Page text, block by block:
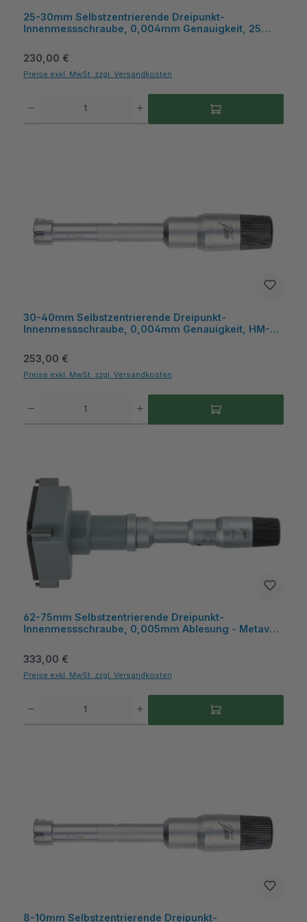
25-30mm Selbstzentrierende Dreipunkt-
Innenmessschraube, 0,004mm Genauigkeit, 25
Metav IndustryLine
Regulärer Preis:
230,00 €
Preise exkl. MwSt. zzgl. Versandkosten
30-40mm Selbstzentrierende Dreipunkt-
Innenmessschraube, 0,004mm Genauigkeit, HM-
Regulärer Preis:
253,00 €
Preise exkl. MwSt. zzgl. Versandkosten
62-75mm Selbstzentrierende Dreipunkt-
Innenmessschraube, 0,005mm Ablesung - Metav
Regulärer Preis:
333,00 €
Preise exkl. MwSt. zzgl. Versandkosten
8-10mm Selbstzentrierende Dreipunkt-